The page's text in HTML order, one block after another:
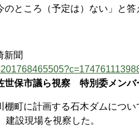
ところ（予定は）ない」と答
聞
保市議ら視察 特別委メンバ
町に計画する石木ダムにつ
設現場を視察した。